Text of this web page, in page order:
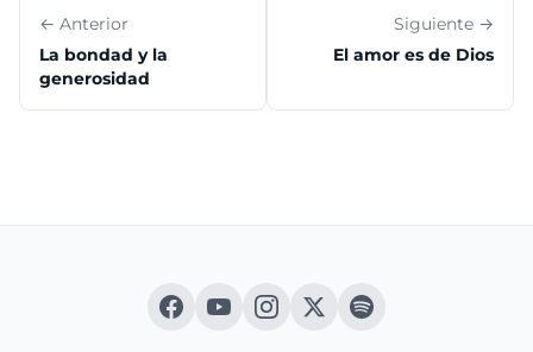
← Anterior
La bondad y la
generosidad
Siguiente →
El amor es de Dios